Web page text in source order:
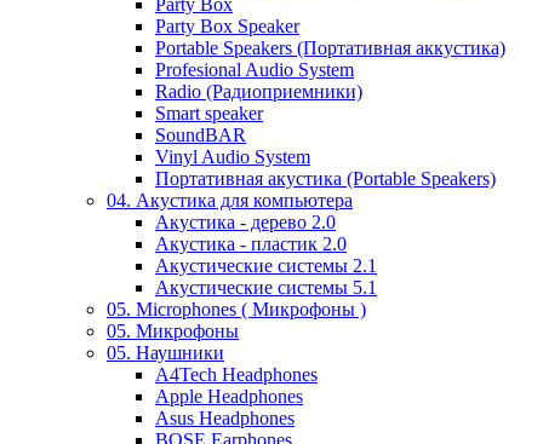
Party Box
Party Box Speaker
Portable Speakers (Портативная аккустика)
Profesional Audio System
Radio (Радиоприемники)
Smart speaker
SoundBAR
Vinyl Audio System
Портативная акустика (Portable Speakers)
04. Акустика для компьютера
Акустика - дерево 2.0
Акустика - пластик 2.0
Акустические системы 2.1
Акустические системы 5.1
05. Microphones ( Микрофоны )
05. Микрофоны
05. Наушники
A4Tech Headphones
Apple Headphones
Asus Headphones
BOSE Earphones